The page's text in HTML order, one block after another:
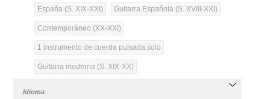
España (S. XIX-XXI) Guitarra Española (S. XVIII-XXI)
Contemporáneo (XX-XXI)
1 instrumento de cuerda pulsada solo
Guitarra moderna (S. XIX-XX)
Idioma